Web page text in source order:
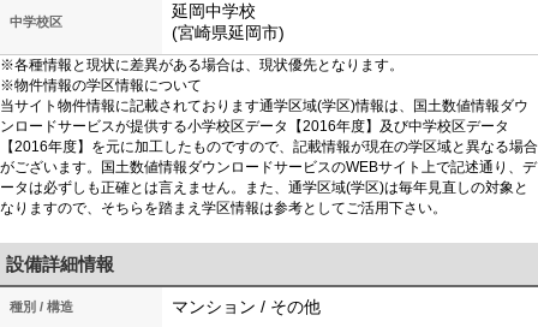
中学校区
延岡中学校
(宮崎県延岡市)
※各種情報と現状に差異がある場合は、現状優先となります。
※物件情報の学区情報について
当サイト物件情報に記載されております通学区域(学区)情報は、国土数値情報ダウ
ンロードサービスが提供する小学校区データ【2016年度】及び中学校区データ
【2016年度】を元に加工したものですので、記載情報が現在の学区域と異なる場合
がございます。国土数値情報ダウンロードサービスのWEBサイト上で記述通り、デ
ータは必ずしも正確とは言えません。また、通学区域(学区)は毎年見直しの対象と
なりますので、そちらを踏まえ学区情報は参考としてご活用下さい。
設備詳細情報
種別 / 構造 マンション / その他